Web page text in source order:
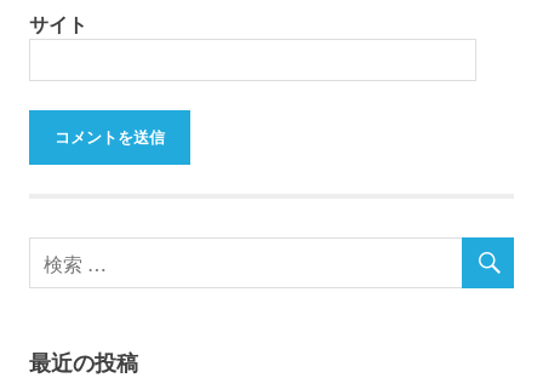
サイト
最近の投稿